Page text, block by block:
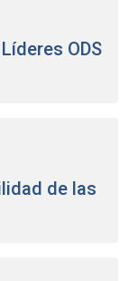
ODS
de las